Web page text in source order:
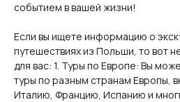
событием в вашей жизни!
Если вы ищете информацию о
путешествиях из Польши, то вот
для вас: 1. Туры по Европе: Вы
туры по разным странам Европы,
Италию, Францию, Испанию и